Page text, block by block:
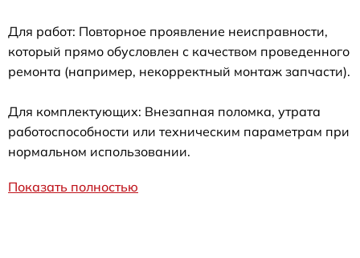
Для работ: Повторное проявление неисправности,
который прямо обусловлен с качеством проведенного
ремонта (например, некорректный монтаж запчасти).
Для комплектующих: Внезапная поломка, утрата
работоспособности или техническим параметрам при
нормальном использовании.
Показать полностью